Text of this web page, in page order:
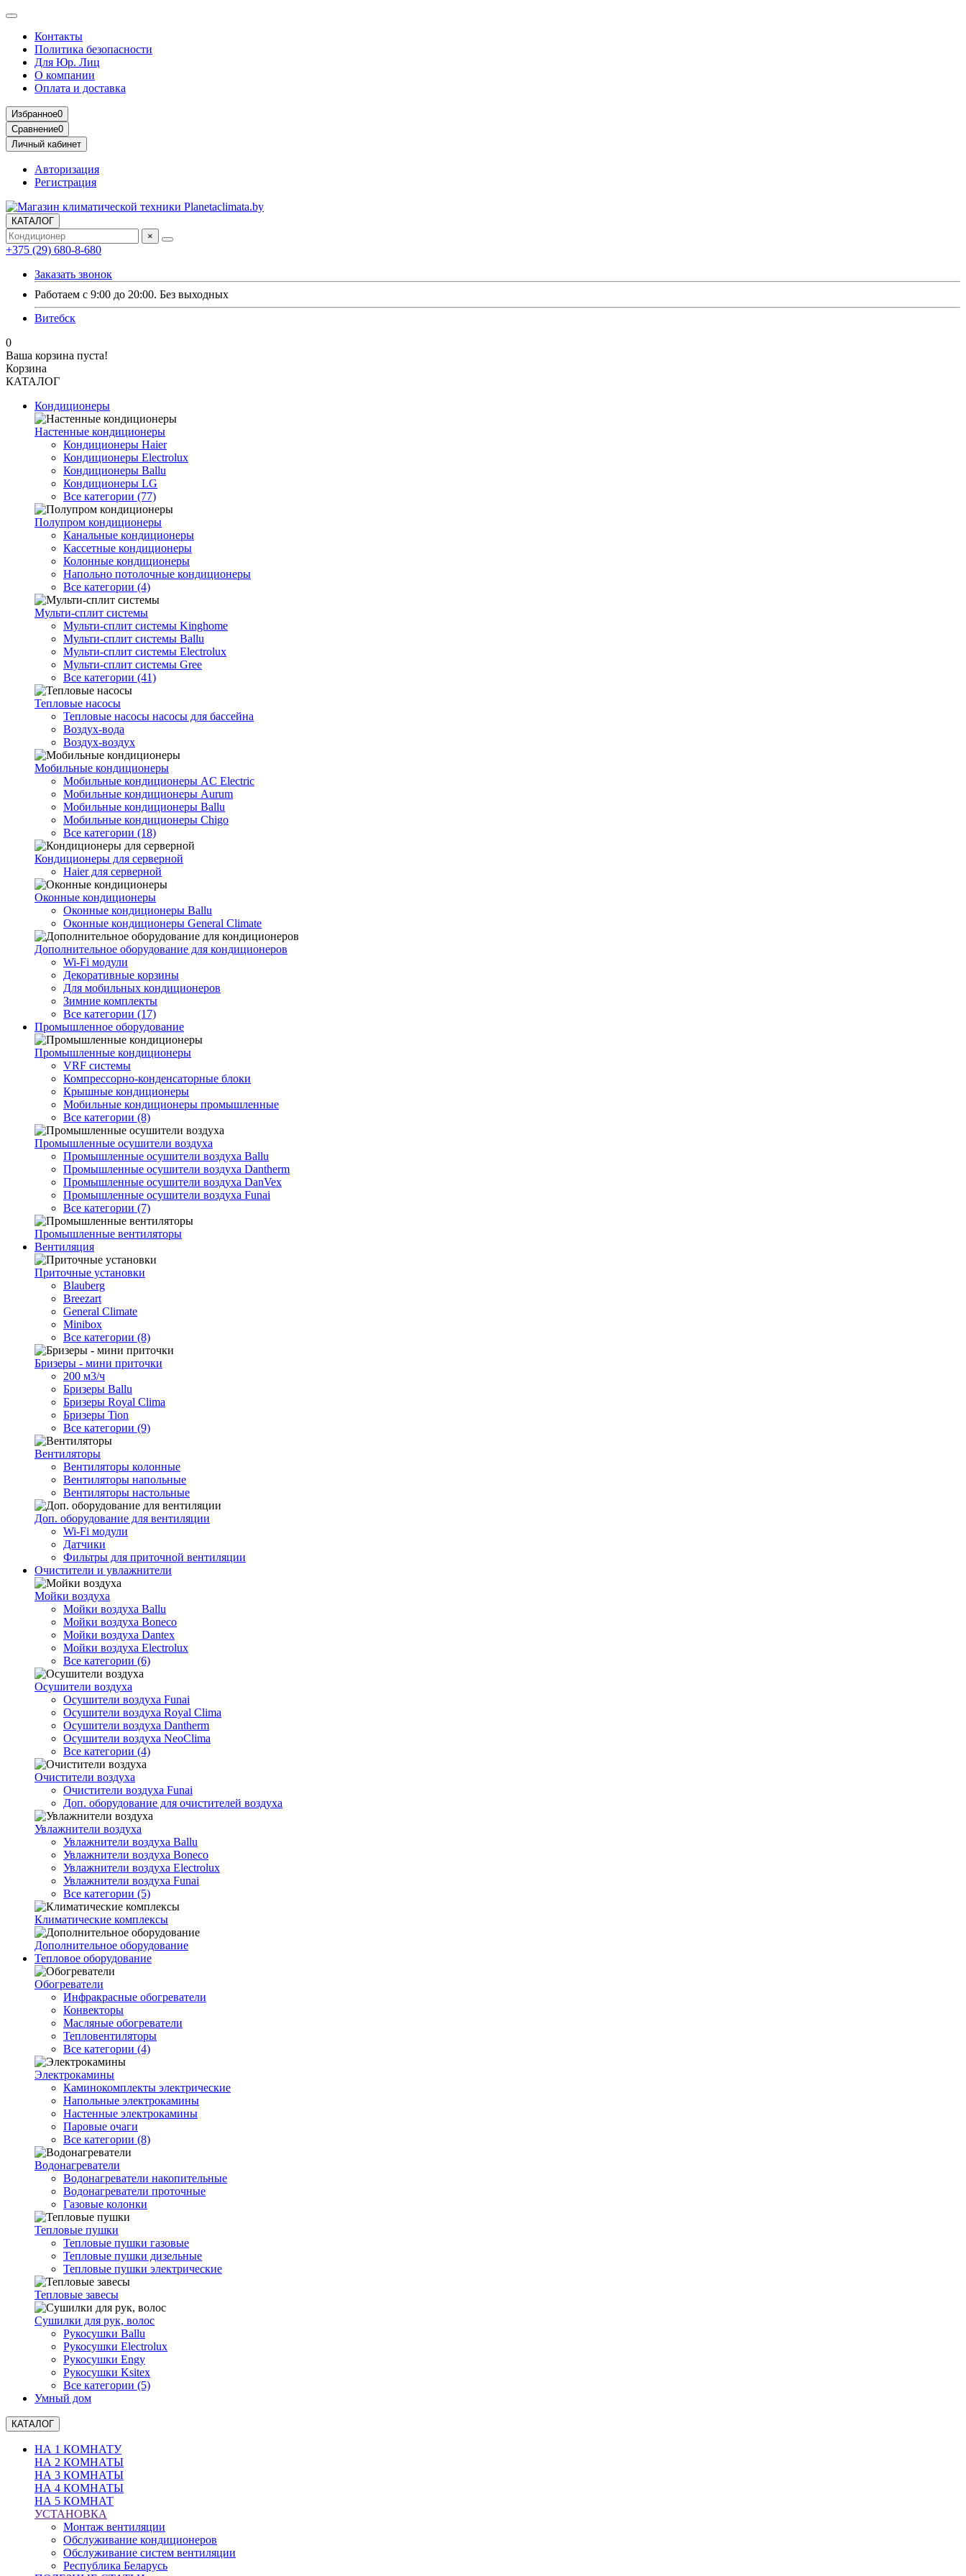
Контакты
Политика безопасности
Для Юр. Лиц
О компании
Оплата и доставка
Избранное0
Сравнение0
Личный кабинет
Авторизация
Регистрация
КАТАЛОГ
×
+375 (29) 680-8-680
Заказать звонок
Работаем с 9:00 до 20:00. Без выходных
Витебск
0
Ваша корзина пуста!
Корзина
КАТАЛОГ
Кондиционеры
Настенные кондиционеры
Кондиционеры Haier
Кондиционеры Electrolux
Кондиционеры Ballu
Кондиционеры LG
Все категории (77)
Полупром кондиционеры
Канальные кондиционеры
Кассетные кондиционеры
Колонные кондиционеры
Напольно потолочные кондиционеры
Все категории (4)
Мульти-сплит системы
Мульти-сплит системы Kinghome
Мульти-сплит системы Ballu
Мульти-сплит системы Electrolux
Мульти-сплит системы Gree
Все категории (41)
Тепловые насосы
Тепловые насосы насосы для бассейна
Воздух-вода
Воздух-воздух
Мобильные кондиционеры
Мобильные кондиционеры AC Electric
Мобильные кондиционеры Aurum
Мобильные кондиционеры Ballu
Мобильные кондиционеры Chigo
Все категории (18)
Кондиционеры для серверной
Haier для серверной
Оконные кондиционеры
Оконные кондиционеры Ballu
Оконные кондиционеры General Climate
Дополнительное оборудование для кондиционеров
Wi-Fi модули
Декоративные корзины
Для мобильных кондиционеров
Зимние комплекты
Все категории (17)
Промышленное оборудование
Промышленные кондиционеры
VRF системы
Компрессорно-конденсаторные блоки
Крышные кондиционеры
Мобильные кондиционеры промышленные
Все категории (8)
Промышленные осушители воздуха
Промышленные осушители воздуха Ballu
Промышленные осушители воздуха Dantherm
Промышленные осушители воздуха DanVex
Промышленные осушители воздуха Funai
Все категории (7)
Промышленные вентиляторы
Вентиляция
Приточные установки
Blauberg
Breezart
General Climate
Minibox
Все категории (8)
Бризеры - мини приточки
200 м3/ч
Бризеры Ballu
Бризеры Royal Clima
Бризеры Tion
Все категории (9)
Вентиляторы
Вентиляторы колонные
Вентиляторы напольные
Вентиляторы настольные
Доп. оборудование для вентиляции
Wi-Fi модули
Датчики
Фильтры для приточной вентиляции
Очистители и увлажнители
Мойки воздуха
Мойки воздуха Ballu
Мойки воздуха Boneco
Мойки воздуха Dantex
Мойки воздуха Electrolux
Все категории (6)
Осушители воздуха
Осушители воздуха Funai
Осушители воздуха Royal Clima
Осушители воздуха Dantherm
Осушители воздуха NeoClima
Все категории (4)
Очистители воздуха
Очистители воздуха Funai
Доп. оборудование для очистителей воздуха
Увлажнители воздуха
Увлажнители воздуха Ballu
Увлажнители воздуха Boneco
Увлажнители воздуха Electrolux
Увлажнители воздуха Funai
Все категории (5)
Климатические комплексы
Дополнительное оборудование
Тепловое оборудование
Обогреватели
Инфракрасные обогреватели
Конвекторы
Масляные обогреватели
Тепловентиляторы
Все категории (4)
Электрокамины
Каминокомплекты электрические
Напольные электрокамины
Настенные электрокамины
Паровые очаги
Все категории (8)
Водонагреватели
Водонагреватели накопительные
Водонагреватели проточные
Газовые колонки
Тепловые пушки
Тепловые пушки газовые
Тепловые пушки дизельные
Тепловые пушки электрические
Тепловые завесы
Сушилки для рук, волоc
Рукосушки Ballu
Рукосушки Electrolux
Рукосушки Engy
Рукосушки Ksitex
Все категории (5)
Умный дом
КАТАЛОГ
НА 1 КОМНАТУ
НА 2 КОМНАТЫ
НА 3 КОМНАТЫ
НА 4 КОМНАТЫ
НА 5 КОМНАТ
УСТАНОВКА
Монтаж вентиляции
Обслуживание кондиционеров
Обслуживание систем вентиляции
Республика Беларусь